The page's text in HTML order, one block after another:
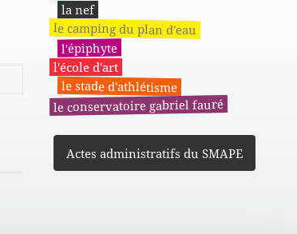
la nef
le camping du plan d'eau
l'épiphyte
l'école d'art
le stade d'athlétisme
le conservatoire gabriel fauré
Actes administratifs du SMAPE